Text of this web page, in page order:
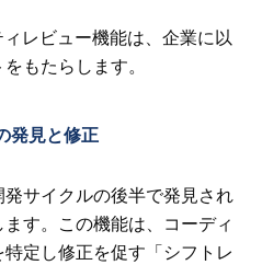
レビュー機能は、企業に以
もたらします。
発見と修正
サイクルの後半で発見され
す。この機能は、コーディ
定し修正を促す「シフトレ